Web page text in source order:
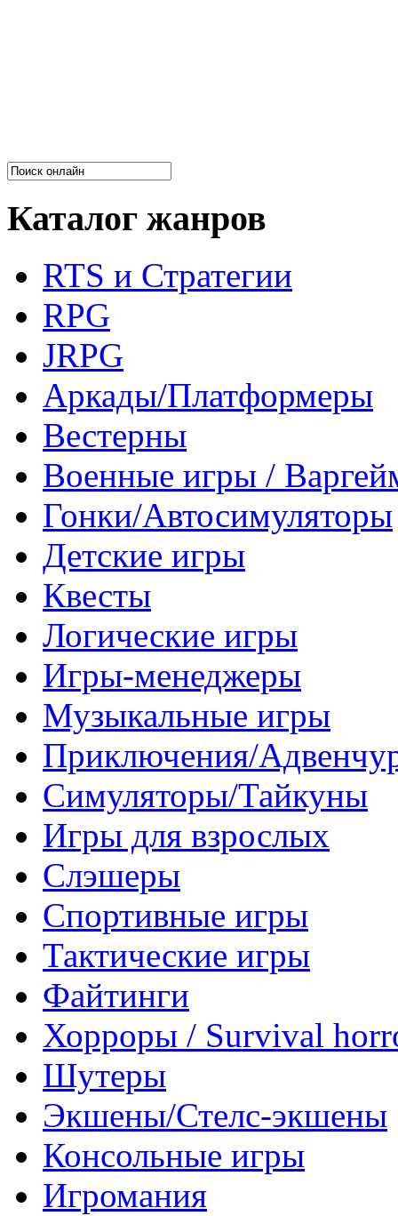
Каталог жанров
RTS и Стратегии
RPG
JRPG
Аркады/Платформеры
Вестерны
Военные игры /
Гонки/Автосимуляторы
Детские игры
Квесты
Логические игры
Игры-менеджеры
Музыкальные игры
Приключения/
Симуляторы/Тайкуны
Игры для взрослых
Слэшеры
Спортивные игры
Тактические игры
Файтинги
Хорроры / Survival
Шутеры
Экшены/Стелс-экшены
Консольные игры
Игромания